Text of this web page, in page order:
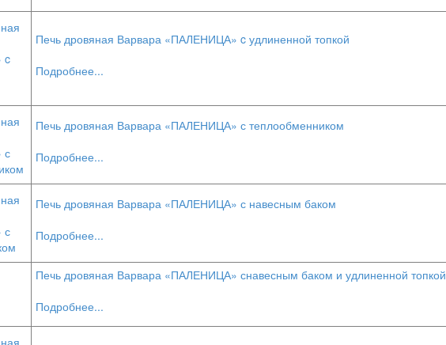
Печь дровяная Варвара «ПАЛЕНИЦА» c удлиненной топкой
Подробнее...
Печь дровяная Варвара «ПАЛЕНИЦА» с теплообменником
Подробнее...
Печь дровяная Варвара «ПАЛЕНИЦА» с навесным баком
Подробнее...
Печь дровяная Варвара «ПАЛЕНИЦА» снавесным баком и удлиненной топкой
Подробнее...